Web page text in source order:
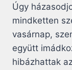
Úgy
mindketten
vasárnap,
együtt
hibázhattak